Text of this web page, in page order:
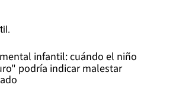
infantil: cuándo el niño
podría indicar malestar